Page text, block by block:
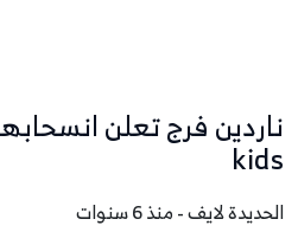
kids
الحديدة لايف - منذ 6 سنوات